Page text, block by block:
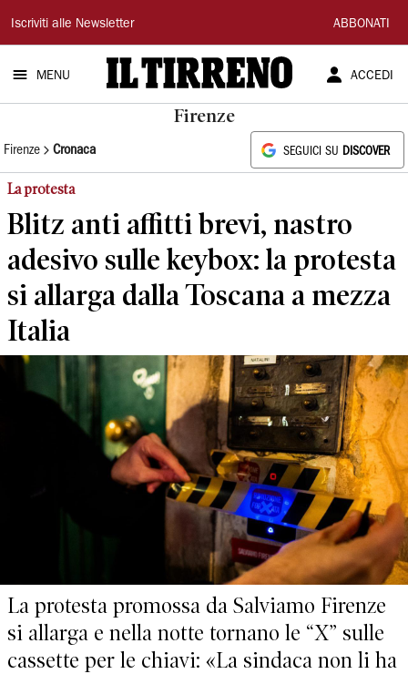
Il
Tirreno
Iscriviti alle Newsletter ABBONATI
MENU ACCEDI
Firenze
Firenze Cronaca SEGUICI SU DISCOVER
La protesta
Blitz anti affitti brevi, nastro
adesivo sulle keybox: la protesta
si allarga dalla Toscana a mezza
Italia
La protesta promossa da Salviamo Firenze
si allarga e nella notte tornano le “X” sulle
cassette per le chiavi: «La sindaca non li ha